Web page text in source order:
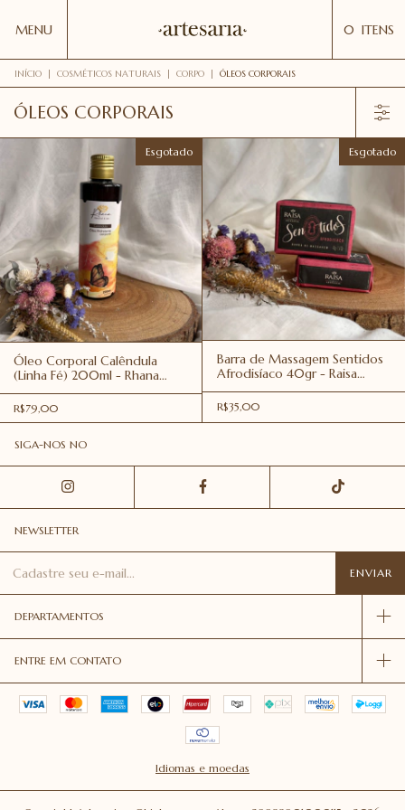
MENU 0 ITENS
INÍCIO | COSMÉTICOS NATURAIS | CORPO | ÓLEOS CORPORAIS
ÓLEOS CORPORAIS
Esgotado
Óleo Corporal Calêndula
(Linha Fé) 200ml - Rhana
Cosméticos
R$79,00
Esgotado
Barra de Massagem Sentidos
Afrodisíaco 40gr - Raisa
Cosmética Natural
R$35,00
SIGA-NOS NO
NEWSLETTER
DEPARTAMENTOS
ENTRE EM CONTATO
Idiomas e moedas